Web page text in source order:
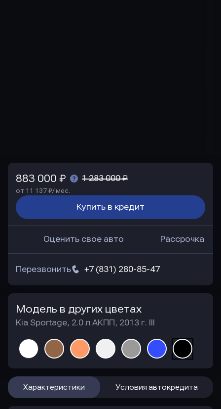
883 000 ₽ 1 283 000 ₽
от 11 137 ₽/ мес.
Купить в кредит
Оценить свое авто Рассрочка
+7 (831) 280-85-47
Перезвонить
Модель в других цветах
Kia Sportage, 2.0 л АКПП, 2013 г. III
Характеристики Условия автокредита